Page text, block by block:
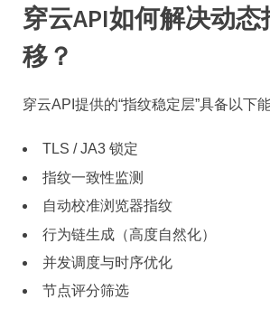
穿云API如何解决动态
移？
穿云API提供的“指纹稳定层”具备以下能
TLS / JA3 锁定
指纹一致性监测
自动校准浏览器指纹
行为链生成（高度自然化）
并发调度与时序优化
节点评分筛选